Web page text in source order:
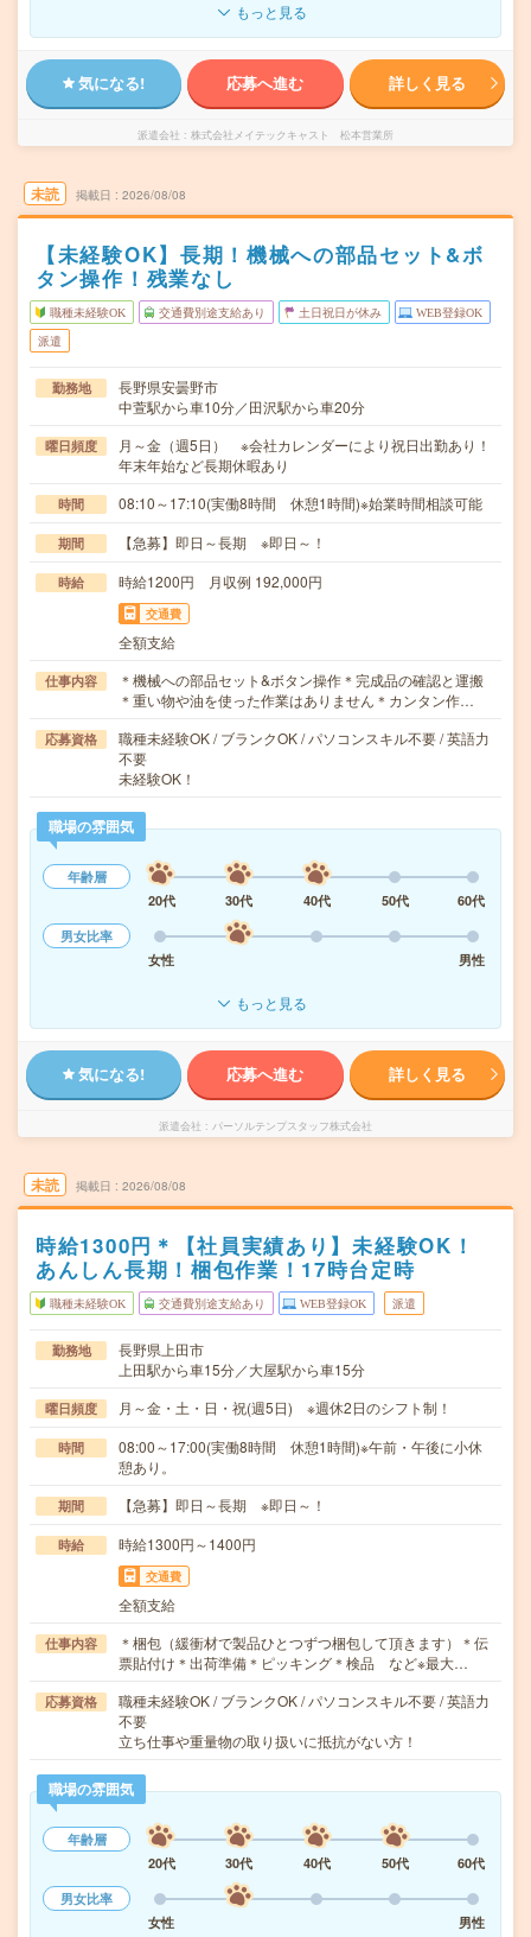
もっと見る
気になる! 応募へ進む 詳しく見る
派遣会社 株式会社メイテックキャスト 松本営業所
未読 掲載日 2026/08/08
【未経験OK】長期！機械への部品セット&ボ
タン操作！残業なし
職種未経験OK 交通費別途支給あり 土日祝日が休み WEB登録OK
派遣
勤務地
長野県安曇野市
中萱駅から車10分／田沢駅から車20分
曜日頻度
月～金（週5日） ※会社カレンダーにより祝日出勤あり！
年末年始など長期休暇あり
時間 08:10～17:10(実働8時間 休憩1時間)※始業時間相談可能
期間 【急募】即日～長期 ※即日～！
時給 時給1200円 月収例 192,000円
交通費
全額支給
仕事内容
＊機械への部品セット&ボタン操作＊完成品の確認と運搬
＊重い物や油を使った作業はありません＊カンタン作…
応募資格
職種未経験OK / ブランクOK / パソコンスキル不要 / 英語力
不要
未経験OK！
職場の雰囲気
年齢層
20代
30代 40代 50代
60代
男女比率
女性
男性
もっと見る
気になる! 応募へ進む 詳しく見る
派遣会社 パーソルテンプスタッフ株式会社
未読 掲載日 2026/08/08
時給1300円＊【社員実績あり】未経験OK！
あんしん長期！梱包作業！17時台定時
職種未経験OK 交通費別途支給あり WEB登録OK 派遣
勤務地
長野県上田市
上田駅から車15分／大屋駅から車15分
曜日頻度 月～金・土・日・祝(週5日) ※週休2日のシフト制！
時間
08:00～17:00(実働8時間 休憩1時間)※午前・午後に小休
憩あり。
期間 【急募】即日～長期 ※即日～！
時給 時給1300円～1400円
交通費
全額支給
仕事内容
＊梱包（緩衝材で製品ひとつずつ梱包して頂きます）＊伝
票貼付け＊出荷準備＊ピッキング＊検品 など※最大…
応募資格
職種未経験OK / ブランクOK / パソコンスキル不要 / 英語力
不要
立ち仕事や重量物の取り扱いに抵抗がない方！
職場の雰囲気
年齢層
20代
30代 40代 50代
60代
男女比率
女性
男性